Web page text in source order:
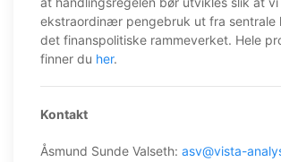
ekstraordinær pengebruk ut fra sentrale
det finanspolitiske rammeverket. Hele
finner du her.
Kontakt
Åsmund Sunde Valseth: asv@vista-